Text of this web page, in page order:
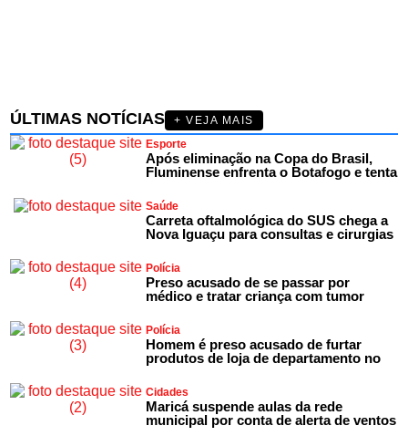
ÚLTIMAS NOTÍCIAS
+ VEJA MAIS
Esporte
Após eliminação na Copa do Brasil,
Fluminense enfrenta o Botafogo e tenta
Saúde
Carreta oftalmológica do SUS chega a
Nova Iguaçu para consultas e cirurgias
Polícia
Preso acusado de se passar por
médico e tratar criança com tumor
Polícia
Homem é preso acusado de furtar
produtos de loja de departamento no
Cidades
Maricá suspende aulas da rede
municipal por conta de alerta de ventos